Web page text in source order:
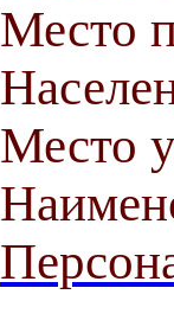
Место
Место